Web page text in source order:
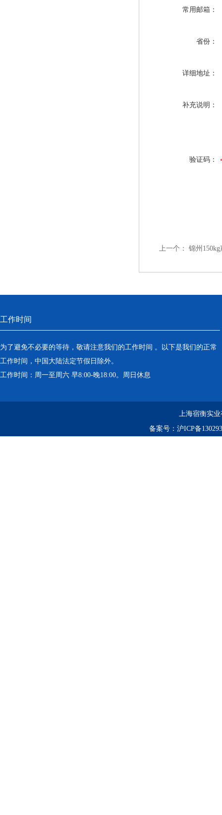
常用邮箱：
省份：
详细地址：
补充说明：
验证码：
上一个： 锦州
工作时间
为了避免不必要的等待，敬请注意我们的工作时间 。以下是我们的正常
工作时间，中国大陆法定节假日除外。
工作时间：周一至周六 早8:00-晚18:00。周日休息
上海宿衡实
备案号： 沪ICP备